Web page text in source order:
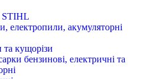
електропили, акумуляторні
кущорізи
бензинові, електричні та